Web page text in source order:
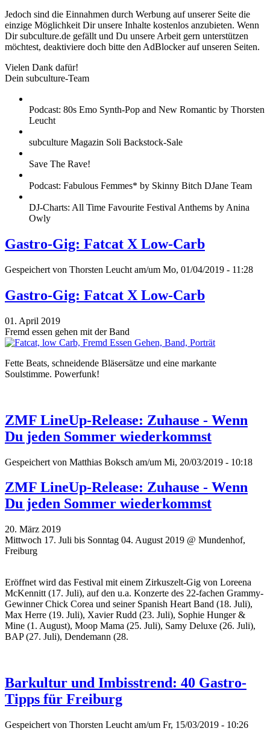
Jedoch sind die Einnahmen durch Werbung auf unserer Seite die
einzige Möglichkeit Dir unsere Inhalte kostenlos anzubieten. Wenn
Dir subculture.de gefällt und Du unsere Arbeit gern unterstützen
möchtest, deaktiviere doch bitte den AdBlocker auf unseren Seiten.
Vielen Dank dafür!
Dein subculture-Team
Podcast: 80s Emo Synth-Pop and New Romantic by Thorsten
Leucht
subculture Magazin Soli Backstock-Sale
Save The Rave!
Podcast: Fabulous Femmes* by Skinny Bitch DJane Team
DJ-Charts: All Time Favourite Festival Anthems by Anina
Owly
Gastro-Gig: Fatcat X Low-Carb
Gespeichert von Thorsten Leucht am/um Mo, 01/04/2019 - 11:28
Gastro-Gig: Fatcat X Low-Carb
01. April 2019
Fremd essen gehen mit der Band
Fette Beats, schneidende Bläsersätze und eine markante
Soulstimme. Powerfunk!
ZMF LineUp-Release: Zuhause - Wenn
Du jeden Sommer wiederkommst
Gespeichert von Matthias Boksch am/um Mi, 20/03/2019 - 10:18
ZMF LineUp-Release: Zuhause - Wenn
Du jeden Sommer wiederkommst
20. März 2019
Mittwoch 17. Juli bis Sonntag 04. August 2019 @ Mundenhof,
Freiburg
Eröffnet wird das Festival mit einem Zirkuszelt-Gig von Loreena
McKennitt (17. Juli), auf den u.a. Konzerte des 22-fachen Grammy-
Gewinner Chick Corea und seiner Spanish Heart Band (18. Juli),
Max Herre (19. Juli), Xavier Rudd (23. Juli), Sophie Hunger &
Mine (1. August), Moop Mama (25. Juli), Samy Deluxe (26. Juli),
BAP (27. Juli), Dendemann (28.
Barkultur und Imbisstrend: 40 Gastro-
Tipps für Freiburg
Gespeichert von Thorsten Leucht am/um Fr, 15/03/2019 - 10:26